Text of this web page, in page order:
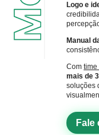
Logo e
Manual
Com time
mais de
soluções
Fale